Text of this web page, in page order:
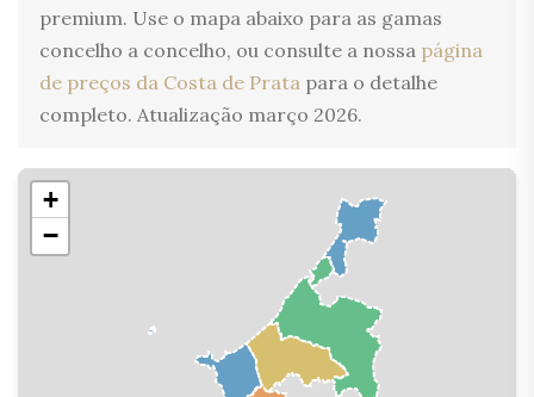
premium. Use o mapa abaixo para as gamas
concelho a concelho, ou consulte a nossa página
de preços da Costa de Prata para o detalhe
completo. Atualização março 2026.
+
−